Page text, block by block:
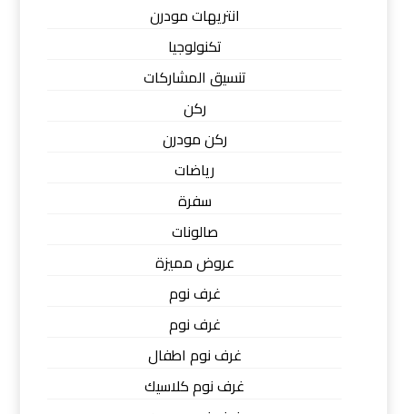
انتريهات مودرن
تكنولوجيا
تنسيق المشاركات
ركن
ركن مودرن
رياضات
سفرة
صالونات
عروض مميزة
غرف نوم
غرف نوم
غرف نوم اطفال
غرف نوم كلاسيك